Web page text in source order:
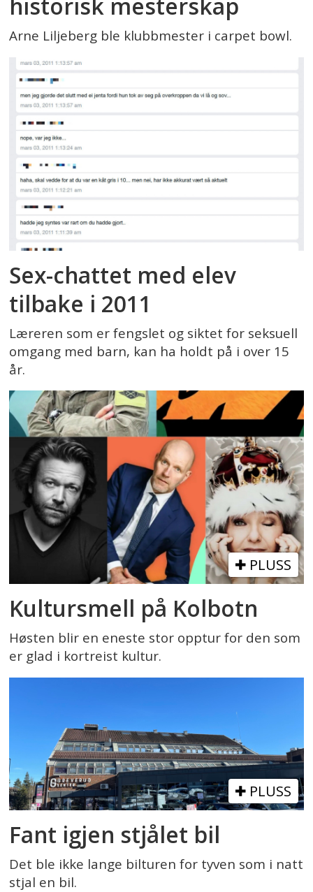
historisk mesterskap
Arne Liljeberg ble klubbmester i carpet bowl.
Sex-chattet med elev
tilbake i 2011
Læreren som er fengslet og siktet for seksuell
omgang med barn, kan ha holdt på i over 15
år.
PLUSS
Kultursmell på Kolbotn
Høsten blir en eneste stor opptur for den som
er glad i kortreist kultur.
PLUSS
Fant igjen stjålet bil
Det ble ikke lange bilturen for tyven som i natt
stjal en bil.